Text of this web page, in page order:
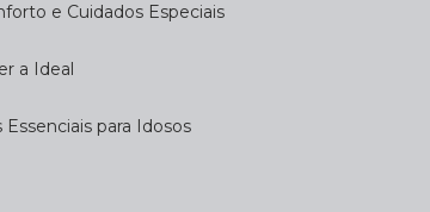
e Cuidados Especiais
a Ideal
para Idosos